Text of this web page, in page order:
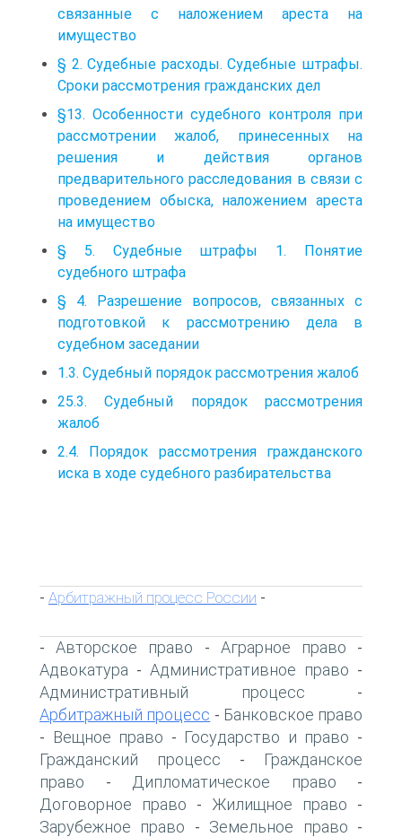
связанные с наложением ареста на
имущество
§ 2. Судебные расходы. Судебные штрафы.
Сроки рассмотрения гражданских дел
§13. Особенности судебного контроля при
рассмотрении жалоб, принесенных на
решения и действия органов
предварительного расследования в связи с
проведением обыска, наложением ареста
на имущество
§ 5. Судебные штрафы 1. Понятие
судебного штрафа
§ 4. Разрешение вопросов, связанных с
подготовкой к рассмотрению дела в
судебном заседании
1.3. Судебный порядок рассмотрения жалоб
25.3. Судебный порядок рассмотрения
жалоб
2.4. Порядок рассмотрения гражданского
иска в ходе судебного разбирательства
- Арбитражный процесс России -
-Авторское право - Аграрное право -
Адвокатура - Административное право -
Административный процесс -
Арбитражный процесс - Банковское право
- Вещное право - Государство и право -
Гражданский процесс -
Гражданское
право - Дипломатическое право -
Договорное право - Жилищное право -
Зарубежное право - Земельное право -